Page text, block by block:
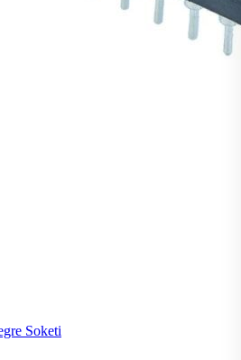
Soketi